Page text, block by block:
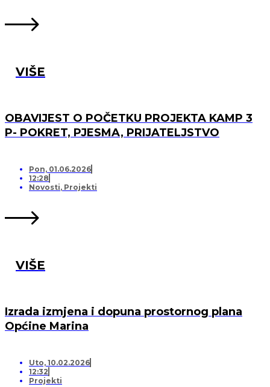
VIŠE
OBAVIJEST O POČETKU PROJEKTA KAMP 3
P- POKRET, PJESMA, PRIJATELJSTVO
Pon, 01.06.2026
12:28
Novosti, Projekti
VIŠE
Izrada izmjena i dopuna prostornog plana
Općine Marina
Uto, 10.02.2026
12:32
Projekti